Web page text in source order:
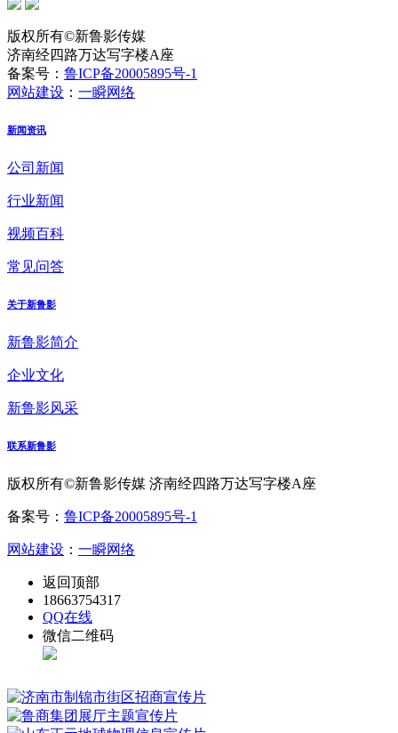
版权所有©新鲁影传媒
济南经四路万达写字楼A座
备案号： 鲁ICP备20005895号-1
网站建设 ： 一瞬网络
新闻资讯
公司新闻
行业新闻
视频百科
常见问答
关于新鲁影
新鲁影简介
企业文化
新鲁影风采
联系新鲁影
版权所有©新鲁影传媒 济南经四路万达写字楼A座
备案号： 鲁ICP备20005895号-1
网站建设 ： 一瞬网络
返回顶部
18663754317
QQ在线
微信二维码